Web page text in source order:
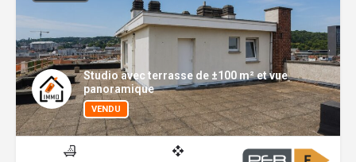
Studio avec terrasse de ±100 m² et vue
panoramique
VENDU